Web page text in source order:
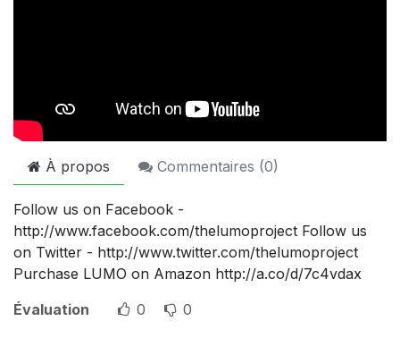
À propos Commentaires (0)
Follow us on Facebook -
http://www.facebook.com/thelumoproject Follow us
on Twitter - http://www.twitter.com/thelumoproject
Purchase LUMO on Amazon http://a.co/d/7c4vdax
Évaluation
0 0